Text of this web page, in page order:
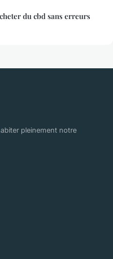
du cbd sans erreurs
pleinement notre